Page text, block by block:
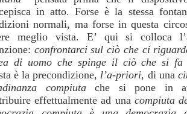
in atto. Forse è la stessa
normali, ma forse in questa
meglio vista. E’ qui si colloca
confrontarci sul ciò che ci
di uomo che spinge il ciò che si
è la precondizione, l’a-priori, di una
compiutache si pone in
effettualmente ad una compiuta